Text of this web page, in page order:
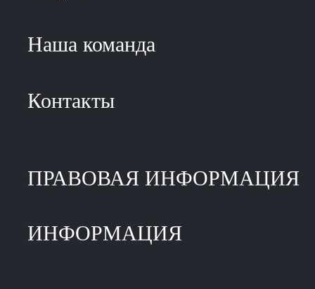
Наша команда
Контакты
ПРАВОВАЯ ИНФОРМАЦИЯ
ИНФОРМАЦИЯ